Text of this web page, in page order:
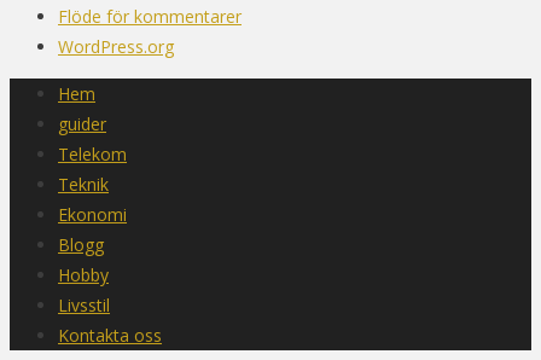
Flöde för kommentarer
WordPress.org
Hem
guider
Telekom
Teknik
Ekonomi
Blogg
Hobby
Livsstil
Kontakta oss